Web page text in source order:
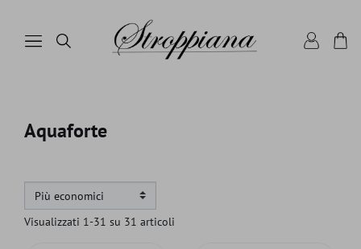
Aquaforte
Visualizzati 1-31 su 31 articoli